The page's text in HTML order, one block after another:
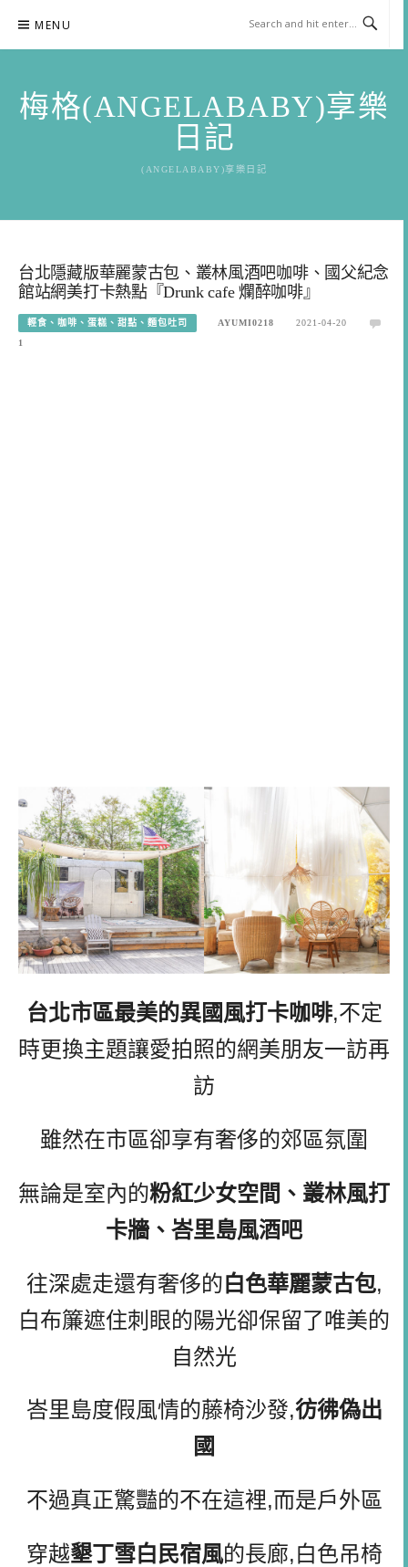
content
MENU
梅格(ANGELABABY)享樂
日記
(ANGELABABY)享樂日記
台北隱藏版華麗蒙古包、叢林風酒吧咖啡、國父紀念
館站網美打卡熱點『Drunk cafe 爛醉咖啡』
輕食、咖啡、蛋糕、甜點、麵包吐司 AYUMI0218
2021-04-20
1
台北市區最美的異國風打卡咖啡,不定
時更換主題讓愛拍照的網美朋友一訪再
訪
雖然在市區卻享有奢侈的郊區氛圍
無論是室內的粉紅少女空間、叢林風打
卡牆、峇里島風酒吧
往深處走還有奢侈的白色華麗蒙古包,
白布簾遮住刺眼的陽光卻保留了唯美的
自然光
峇里島度假風情的藤椅沙發,彷彿偽出
國
不過真正驚豔的不在這裡,而是戶外區
穿越墾丁雪白民宿風的長廊,白色吊椅